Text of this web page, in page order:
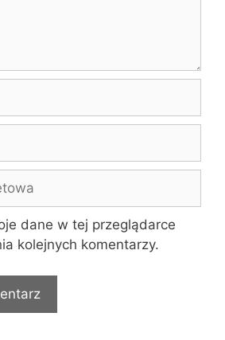
dane w tej przeglądarce
kolejnych komentarzy.